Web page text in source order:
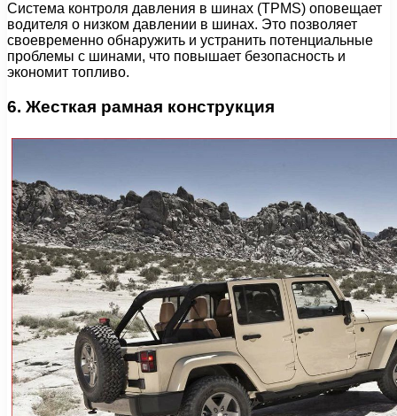
Система контроля давления в шинах (TPMS) оповещает
водителя о низком давлении в шинах. Это позволяет
своевременно обнаружить и устранить потенциальные
проблемы с шинами, что повышает безопасность и
экономит топливо.
6. Жесткая рамная конструкция